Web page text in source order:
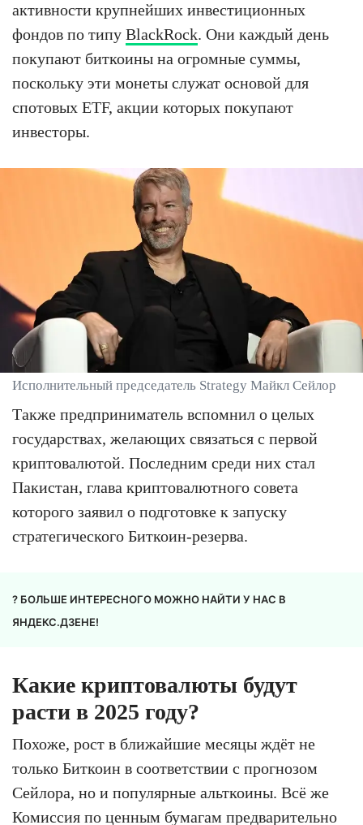
активности крупнейших инвестиционных
фондов по типу BlackRock. Они каждый день
покупают биткоины на огромные суммы,
поскольку эти монеты служат основой для
спотовых ETF, акции которых покупают
инвесторы.
Исполнительный председатель Strategy Майкл Сейлор
Также предприниматель вспомнил о целых
государствах, желающих связаться с первой
криптовалютой. Последним среди них стал
Пакистан, глава криптовалютного совета
которого заявил о подготовке к запуску
стратегического Биткоин-резерва.
? БОЛЬШЕ ИНТЕРЕСНОГО МОЖНО НАЙТИ У НАС В
ЯНДЕКС.ДЗЕНЕ!
Какие криптовалюты будут
расти в 2025 году?
Похоже, рост в ближайшие месяцы ждёт не
только Биткоин в соответствии с прогнозом
Сейлора, но и популярные альткоины. Всё же
Комиссия по ценным бумагам предварительно